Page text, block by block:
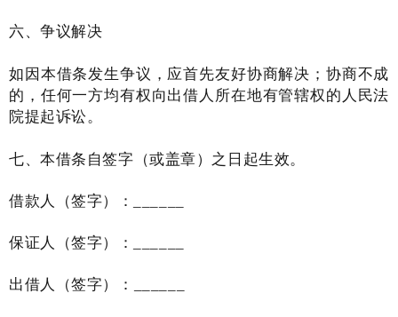
六、争议解决
如因本借条发生争议，应首先友好协商解决；协商不成
的，任何一方均有权向出借人所在地有管辖权的人民法
院提起诉讼。
七、本借条自签字（或盖章）之日起生效。
借款人（签字）：
保证人（签字）：
出借人（签字）：